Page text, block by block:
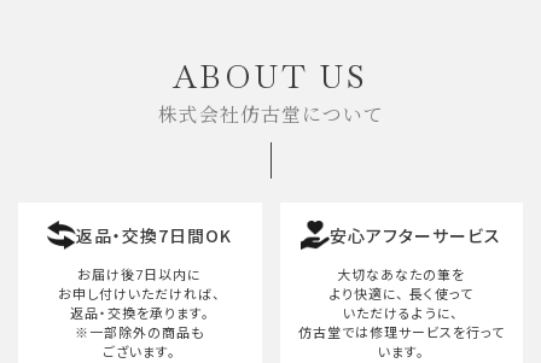
検索する
ABOUT US
株式会社仿古堂について
返品・交換7日間OK
お届け後7日以内に
お申し付けいただければ、
返品・交換を承ります。
※一部除外の商品も
ございます。
安心アフターサービス
大切なあなたの筆を
より快適に、 長く使って
いただけるように、
仿古堂では修理サービスを行って
います。